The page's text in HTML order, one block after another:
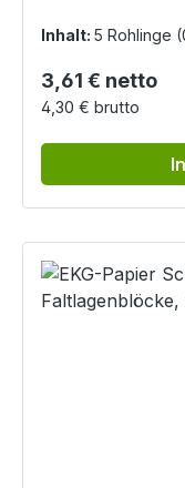
Inhalt: 5 Rohlinge
Regulärer Preis:
3,61 € netto
4,30 € brutto